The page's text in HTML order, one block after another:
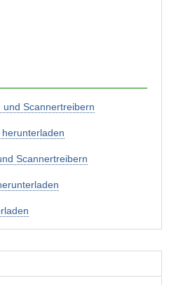
und Scannertreibern
Scannertreibern